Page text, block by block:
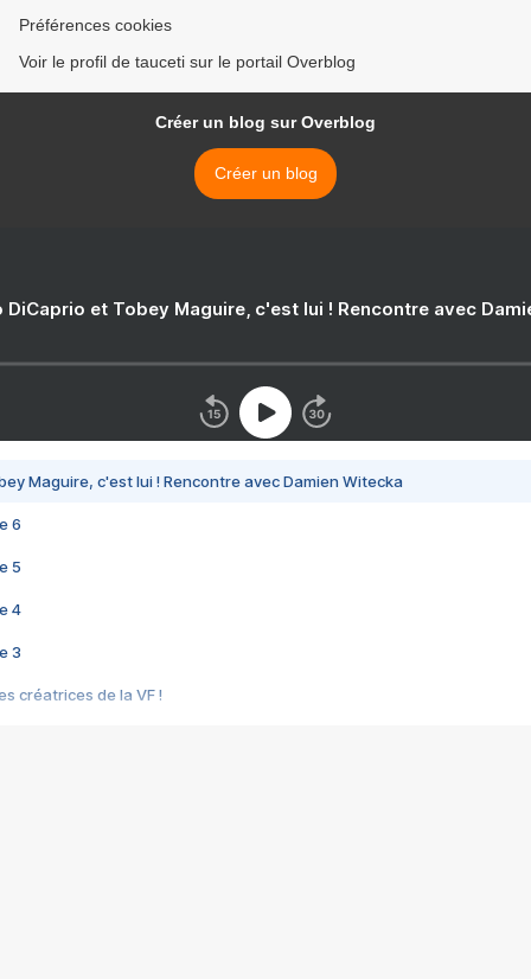
Préférences cookies
Voir le profil de tauceti sur le portail Overblog
Créer un blog sur Overblog
Créer un blog
DiCaprio et Tobey Maguire, c'est lui ! Rencontre avec
Maguire, c'est lui ! Rencontre avec Damien Witecka
6
5
4
3
créatrices de la VF !